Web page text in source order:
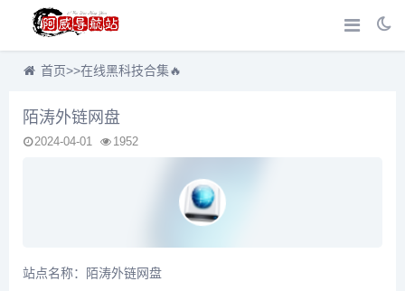
首页>>在线黑科技合集🔥
陌涛外链网盘
2024-04-01 1952
站点名称：陌涛外链网盘